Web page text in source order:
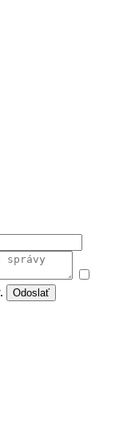
. Odoslať